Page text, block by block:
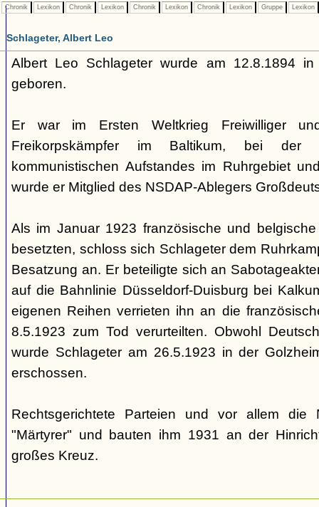
Chronik Lexikon Chronik Lexikon Chronik Lexikon Chronik Lexikon Gruppe Lexikon
Schlageter, Albert Leo
Albert Leo Schlageter wurde am 12.8.1894 in
geboren.
Er war im Ersten Weltkrieg Freiwilliger
Freikorpskämpfer im Baltikum, bei der
kommunistischen Aufstandes im Ruhrgebiet
wurde er Mitglied des NSDAP-Ablegers
Als im Januar 1923 französische und
besetzten, schloss sich Schlageter dem
Besatzung an. Er beteiligte sich an
auf die Bahnlinie Düsseldorf-Duisburg bei
eigenen Reihen verrieten ihn an die
8.5.1923 zum Tod verurteilten. Obwohl
wurde Schlageter am 26.5.1923 in der
erschossen.
Rechtsgerichtete Parteien und vor allem die
"Märtyrer" und bauten ihm 1931 an der
großes Kreuz.